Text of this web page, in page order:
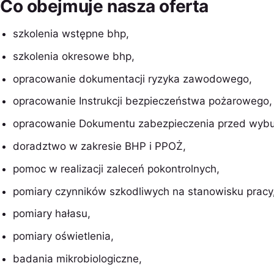
Co obejmuje nasza oferta
szkolenia wstępne bhp,
szkolenia okresowe bhp,
opracowanie dokumentacji ryzyka zawodowego,
opracowanie Instrukcji bezpieczeństwa pożarowego,
opracowanie Dokumentu zabezpieczenia przed
doradztwo w zakresie BHP i PPOŻ,
pomoc w realizacji zaleceń pokontrolnych,
pomiary czynników szkodliwych na stanowisku
pomiary hałasu,
pomiary oświetlenia,
badania mikrobiologiczne,